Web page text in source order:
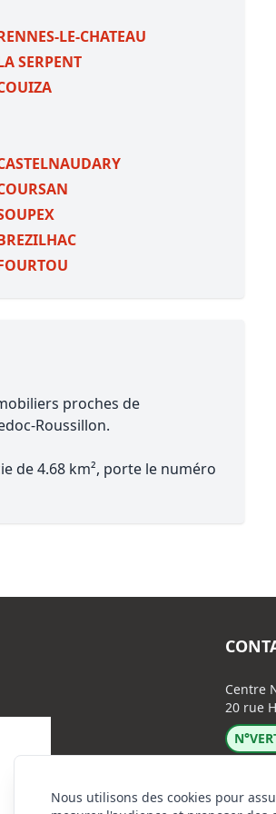
LE-CHATEAU
SERPENT
proches de
Roussillon.
de 4.68 km², porte le numéro
Nous utilisons des cookies pour
Centre
20 rue